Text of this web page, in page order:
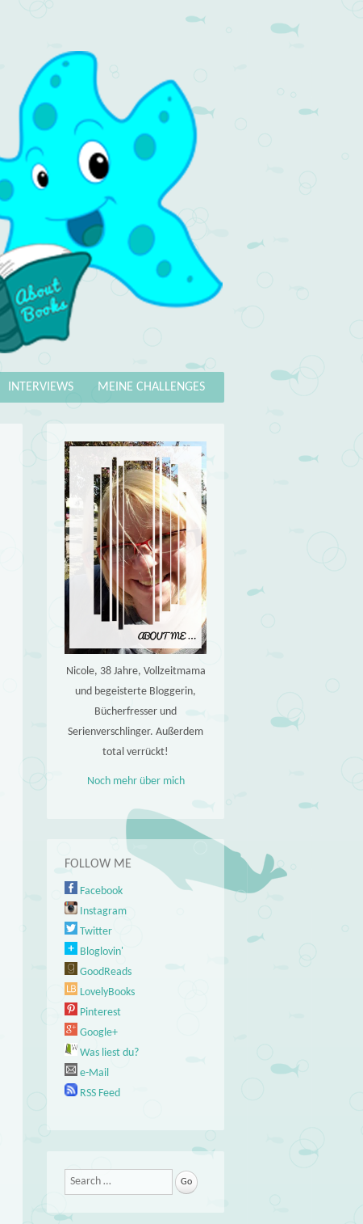
MEINE CHALLENGES
INTERVIEWS
Nicole, 38 Jahre, Vollzeitmama
und begeisterte Bloggerin,
Bücherfresser und
Serienverschlinger. Außerdem
total verrückt!
Noch mehr über mich
FOLLOW ME
Facebook
Instagram
Twitter
Bloglovin'
GoodReads
LovelyBooks
Pinterest
Google+
Was liest du?
e-Mail
RSS Feed
Search